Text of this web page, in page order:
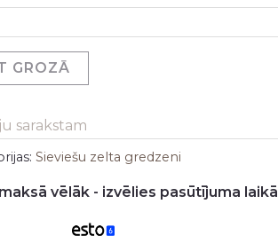
GROZĀ
sarakstam
Sieviešu zelta gredzeni
vēlāk - izvēlies pasūtījuma laikā